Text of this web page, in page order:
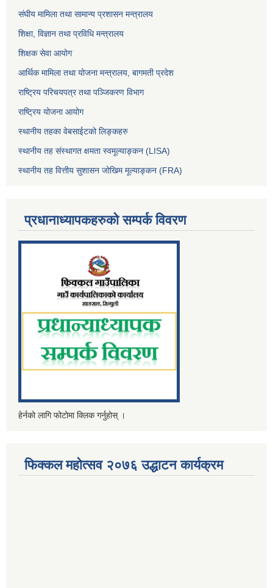
संघीय मामिला तथा सामान्य प्रशासन मन्त्रालय
शिक्षा, विज्ञान तथा प्रविधि मन्त्रालय
शिक्षक सेवा आयोग
आर्थिक मामिला तथा योजना मन्त्रालय, बागमती प्रदेश
राष्ट्रिय परिचयपत्र तथा पञ्जिकरण विभाग
राष्ट्रिय योजना आयोग
स्थानीय तहका वेबसाईटको लिङ्कहरु
स्थानीय तह संस्थागत क्षमता स्वमूल्याङ्कन (LISA)
स्थानीय तह वित्तीय सुशासन जोखिम मूल्याङ्कन (FRA)
प्रधानाध्यापकहरुको सम्पर्क विवरण
हेर्नको लागि फोटोमा क्लिक गर्नुहोस् ।
फिक्कल महोत्सव २०७६ उद्धाटन कार्यक्रम